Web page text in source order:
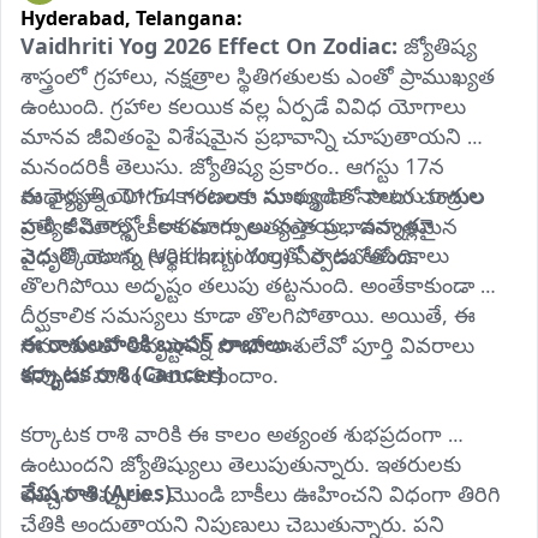
Hyderabad, Telangana:
Vaidhriti Yog 2026 Effect On Zodiac: జ్యోతిష్య
శాస్త్రంలో గ్రహాలు, నక్షత్రాల స్థితిగతులకు ఎంతో ప్రాముఖ్యత
ఉంటుంది. గ్రహాల కలయిక వల్ల ఏర్పడే వివిధ యోగాలు
మానవ జీవితంపై విశేషమైన ప్రభావాన్ని చూపుతాయని
మనందరికీ తెలుసు. జ్యోతిష్య ప్రకారం.. ఆగస్టు 17న
మధ్యాహ్నం 01:54 గంటలకు సూర్యుడితో పాటు చంద్రుల
ప్రత్యేక మార్పుల కారణంగా అత్యంత ప్రభావవంతమైన
వైధృతి యోగం (Vaidhriti Yog) ఏర్పడబోతోంది.
ఈ వైధృతి యోగం కారణంగా ముఖ్యంగా నాలుగు రాశుల
వారి జీవితాల్లో కీలక మార్పులు వస్తాయి.. ఇన్నాళ్లూ
ఎదుర్కొంటున్న ఆర్థిక ఇబ్బందులతో పాటు ఆటంకాలు
తొలగిపోయి అదృష్టం తలుపు తట్టనుంది. అంతేకాకుండా
దీర్ఘకాలిక సమస్యలు కూడా తొలగిపోతాయి. అయితే, ఈ
సమయంలో అదృష్టాన్ని పొందే రాశులేవో పూర్తి వివరాలు
ఇప్పుడు మనం తెలుసుకుందాం.
ఈ రాశులవారికి బంపర్‌ లాభాలు..
కర్కాటక రాశి (Cancer)
కర్కాటక రాశి వారికి ఈ కాలం అత్యంత శుభప్రదంగా
ఉంటుందని జ్యోతిష్యులు తెలుపుతున్నారు. ఇతరులకు
ఇచ్చిన అప్పులు.. మొండి బాకీలు ఊహించని విధంగా తిరిగి
చేతికి అందుతాయని నిపుణులు చెబుతున్నారు. పని
మేష రాశి (Aries)